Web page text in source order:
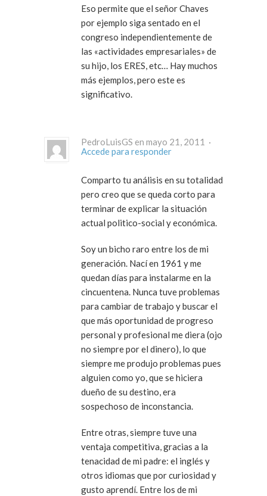
Eso permite que el señor Chaves
por ejemplo siga sentado en el
congreso independientemente de
las «actividades empresariales» de
su hijo, los ERES, etc… Hay muchos
más ejemplos, pero este es
significativo.
PedroLuisGS en mayo 21, 2011 ·
Accede para responder
Comparto tu análisis en su totalidad
pero creo que se queda corto para
terminar de explicar la situación
actual politico-social y económica.
Soy un bicho raro entre los de mi
generación. Nací en 1961 y me
quedan días para instalarme en la
cincuentena. Nunca tuve problemas
para cambiar de trabajo y buscar el
que más oportunidad de progreso
personal y profesional me diera (ojo
no siempre por el dinero), lo que
siempre me produjo problemas pues
alguien como yo, que se hiciera
dueño de su destino, era
sospechoso de inconstancia.
Entre otras, siempre tuve una
ventaja competitiva, gracias a la
tenacidad de mi padre: el inglés y
otros idiomas que por curiosidad y
gusto aprendí. Entre los de mi